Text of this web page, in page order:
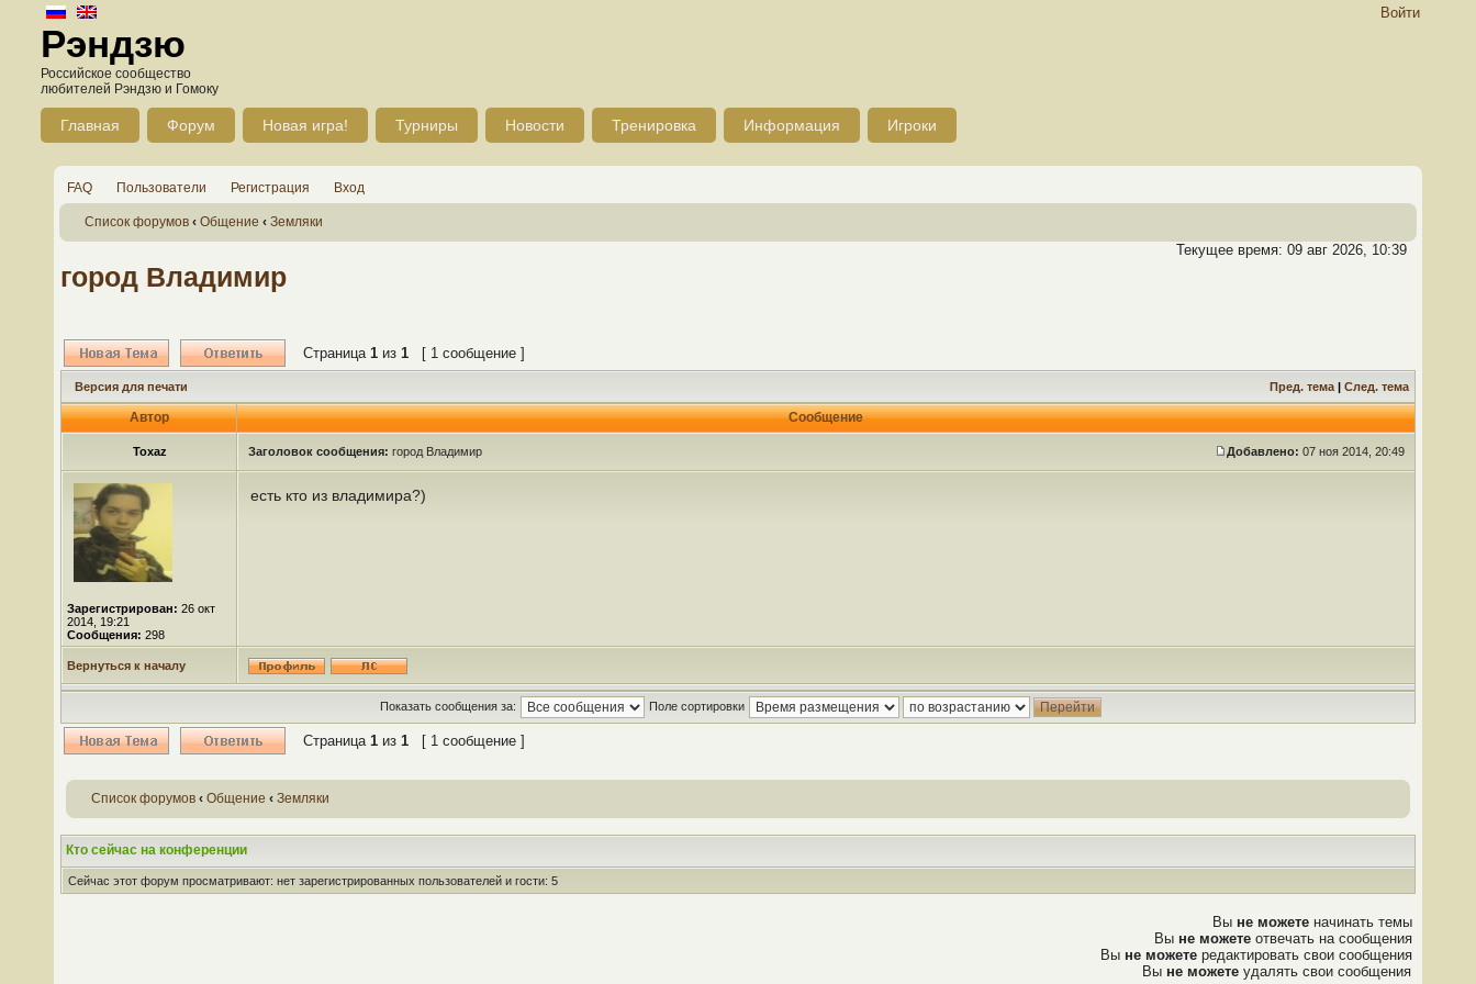
Войти
Рэндзю
Российское сообщество
любителей Рэндзю и Гомоку
Главная Форум Новая игра! Турниры Новости Тренировка Информация Игроки
FAQ Пользователи Регистрация Вход
Список форумов ‹ Общение ‹ Земляки
Текущее время: 09 авг 2026, 10:39
город Владимир
Страница 1 из 1 [ 1 сообщение ]
Версия для печати Пред. тема | След. тема
Автор Сообщение
Toxaz Заголовок сообщения: город Владимир Добавлено: 07 ноя 2014, 20:49
Зарегистрирован: 26 окт
2014, 19:21
Сообщения: 298
есть кто из владимира?)
Вернуться к началу
Показать сообщения за: Поле сортировки
Страница 1 из 1 [ 1 сообщение ]
Список форумов ‹ Общение ‹ Земляки
Кто сейчас на конференции
Сейчас этот форум просматривают: нет зарегистрированных пользователей и гости: 5
Вы не можете начинать темы
Вы не можете отвечать на сообщения
Вы не можете редактировать свои сообщения
Вы не можете удалять свои сообщения